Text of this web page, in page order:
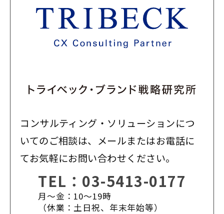
コンサルティング・ソリューションにつ
いてのご相談は、メールまたはお電話に
てお気軽にお問い合わせください。
TEL： 03-5413-0177
月〜金：10〜19時
（休業：土日祝、年末年始等）